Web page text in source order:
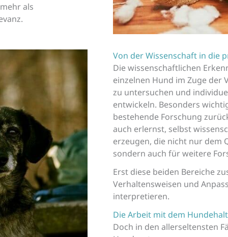
als
Von der Wissenschaft in die
Die wissenschaftlichen
einzelnen Hund im Zuge der
zu untersuchen und
entwickeln. Besonders
bestehende Forschung
auch erlernst, selbst
erzeugen, die nicht nur dem
sondern auch für weitere
Erst diese beiden Bereiche
Verhaltensweisen und
interpretieren.
Die Arbeit mit dem
Doch in den allerseltensten